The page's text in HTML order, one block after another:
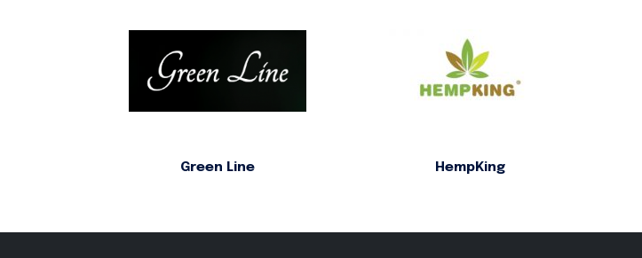
Green Line HempKing